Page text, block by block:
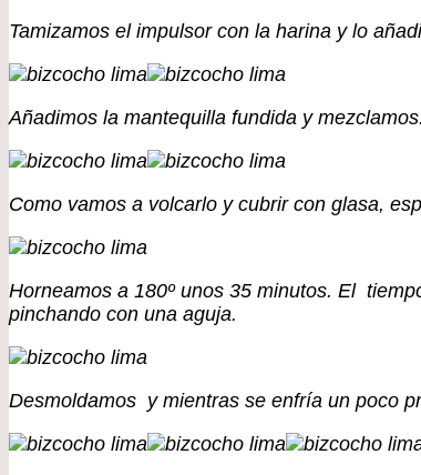
Tamizamos el impulsor con la harina y lo
Añadimos la mantequilla fundida y
Como vamos a volcarlo y cubrir con glasa,
Horneamos a 180º unos 35 minutos. El
pinchando con una aguja.
Desmoldamos y mientras se enfría un poco